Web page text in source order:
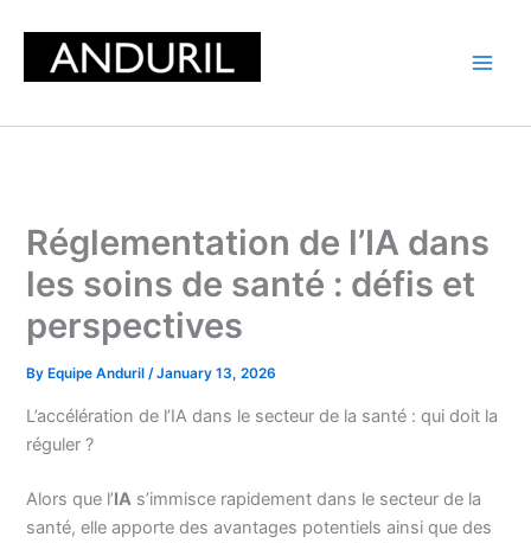
content
Réglementation de l’IA dans
les soins de santé : défis et
perspectives
By Equipe Anduril/January 13, 2026
L’accélération de l’IA dans le secteur de la santé : qui doit la
réguler ?
Alors que l’IA s’immisce rapidement dans le secteur de la
santé, elle apporte des avantages potentiels ainsi que des